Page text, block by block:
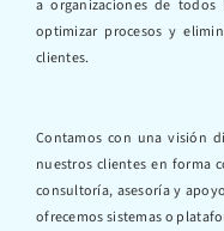
a organizaciones de todos
optimizar procesos y
clientes.
Contamos con una visión
nuestros clientes en forma
consultoría, asesoría y
ofrecemos sistemas o